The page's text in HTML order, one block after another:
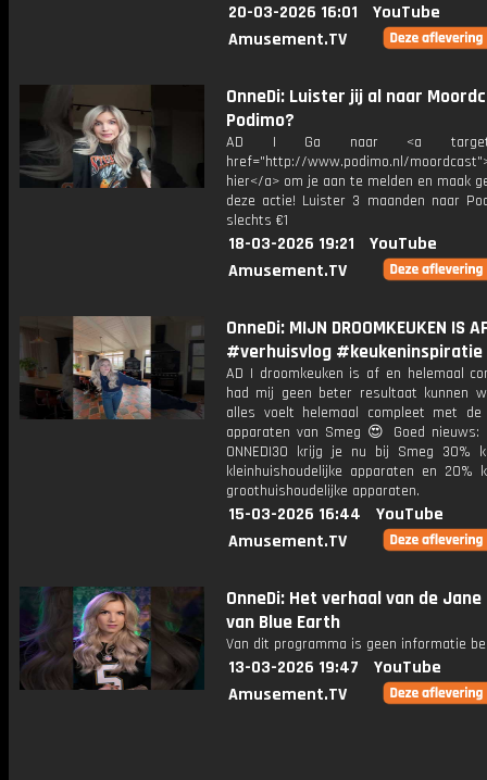
20-03-2026 16:01
YouTube
Amusement.TV
OnneDi: Luister jij al naar
Podimo?
AD | Ga naar <a
href="http://www.podimo.nl/
hier</a> om je aan te melden en maak
deze actie! Luister 3 maanden naar
slechts €1
18-03-2026 19:21
YouTube
Amusement.TV
OnneDi: MIJN DROOMKEUKEN IS
#verhuisvlog #keukeninspiratie
AD | droomkeuken is af en helemaal
had mij geen beter resultaat kunnen
alles voelt helemaal compleet met de
apparaten van Smeg 😍 Goed nieuws:
ONNEDI30 krijg je nu bij Smeg 30%
kleinhuishoudelijke apparaten en 20%
groothuishoudelijke apparaten.
15-03-2026 16:44
YouTube
Amusement.TV
OnneDi: Het verhaal van de Jane
van Blue Earth
Van dit programma is geen informatie
13-03-2026 19:47
YouTube
Amusement.TV